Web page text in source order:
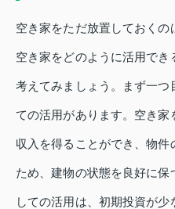
空き家をただ放置しておくの
空き家をどのように活用で
考えてみましょう。まず一つ
ての活用があります。空き家
収入を得ることができ、物
ため、建物の状態を良好に保
しての活用は、初期投資が